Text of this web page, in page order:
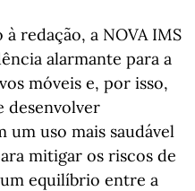
redação, a NOVA IMS
alarmante para a
móveis e, por isso,
desenvolver
um uso mais saudável
mitigar os riscos de
equilíbrio entre a